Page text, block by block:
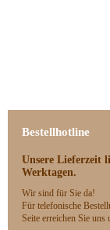
Bestellhotline
Unsere Lieferzeit
Werktagen.
Wir sind für Sie da!
Für telefonische
Seite erreichen Sie